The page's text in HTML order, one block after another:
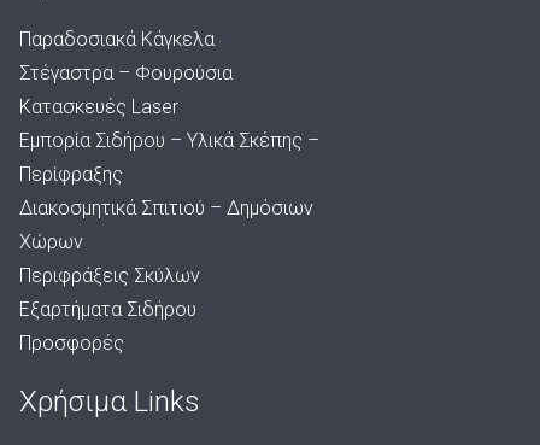
Παραδοσιακά Κάγκελα
Στέγαστρα – Φουρούσια
Κατασκευές Laser
Εμπορία Σιδήρου – Υλικά Σκέπης –
Περίφραξης
Διακοσμητικά Σπιτιού – Δημόσιων
Χώρων
Περιφράξεις Σκύλων
Εξαρτήματα Σιδήρου
Προσφορές
Χρήσιμα Links